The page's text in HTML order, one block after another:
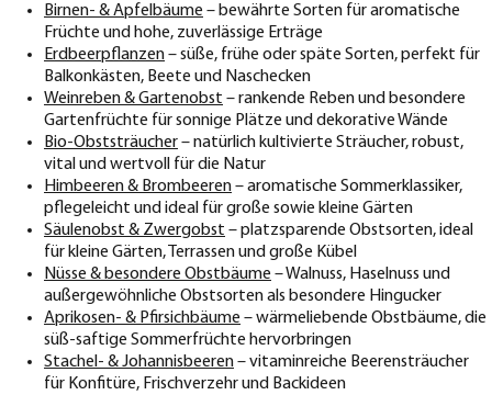
Birnen- & Apfelbäume – bewährte Sorten für aromatische
Früchte und hohe, zuverlässige Erträge
Erdbeerpflanzen– süße, frühe oder späte Sorten, perfekt für
Balkonkästen, Beete und Naschecken
Weinreben & Gartenobst – rankende Reben und besondere
Gartenfrüchte für sonnige Plätze und dekorative Wände
Bio-Obststräucher– natürlich kultivierte Sträucher, robust,
vital und wertvoll für die Natur
Himbeeren & Brombeeren– aromatische Sommerklassiker,
pflegeleicht und ideal für große sowie kleine Gärten
Säulenobst & Zwergobst – platzsparende Obstsorten, ideal
für kleine Gärten, Terrassen und große Kübel
Nüsse & besondere Obstbäume – Walnuss, Haselnuss und
außergewöhnliche Obstsorten als besondere Hingucker
Aprikosen- & Pfirsichbäume – wärmeliebende Obstbäume, die
süß-saftige Sommerfrüchte hervorbringen
Stachel- & Johannisbeeren– vitaminreiche Beerensträucher
für Konfitüre, Frischverzehr und Backideen